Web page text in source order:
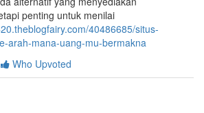
penting untuk menilai
40486685/situs-
arah-mana-uang-mu-bermakna
Who Upvoted